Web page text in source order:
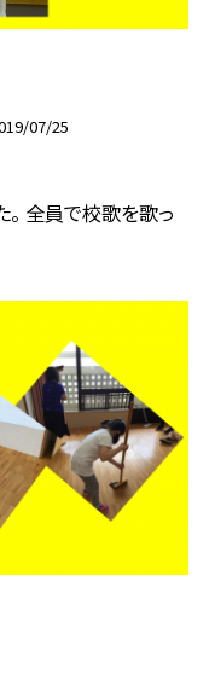
07/25
全員で校歌を歌っ
スタディ